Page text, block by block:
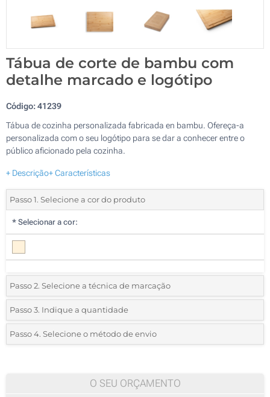
Tábua de corte de bambu com
detalhe marcado e logótipo
Código:41239
Tábua de cozinha personalizada fabricada en bambu. Ofereça-a
personalizada com o seu logótipo para se dar a conhecer entre o
público aficionado pela cozinha.
+ Descrição+ Características
Passo 1. Selecione a cor do produto
* Selecionar a cor:
Passo 2. Selecione a técnica de marcação
*Selecione o tipo de marcação e as cores do logotipo:
Gravação a laser (Num lado)
Passo 3. Indique a quantidade
*Quantidade mínima:5
Passo 4. Selecione o método de envio
O SEU ORÇAMENTO